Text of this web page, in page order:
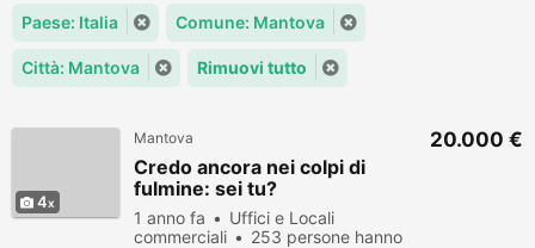
Paese: Italia Comune: Mantova
Città: Mantova Rimuovi tutto
4
Mantova
Credo ancora nei colpi di
fulmine: sei tu?
1 anno fa
Uffici e Locali
commerciali
253 persone hanno
20.000 €